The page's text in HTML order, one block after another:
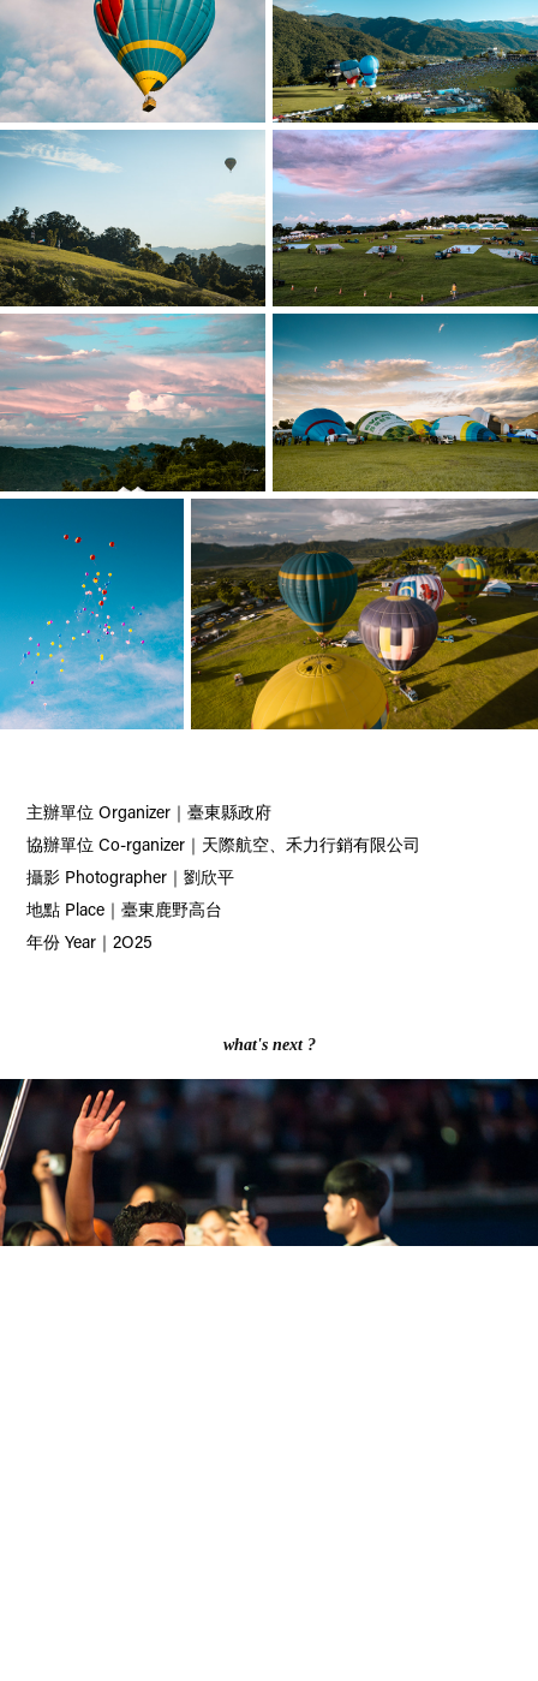
主辦單位 Organizer｜臺東縣政府
協辦單位 Co-rganizer｜天際航空、禾力行銷有限公司
攝影 Photographer｜劉欣平
地點 Place｜臺東鹿野高台
年份 Year｜2O25
what's next ?